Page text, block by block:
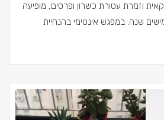
וזמרת עטורת כשרון ופרסים, מופיעה
שנה. במפגש אינטימי בהנחיית